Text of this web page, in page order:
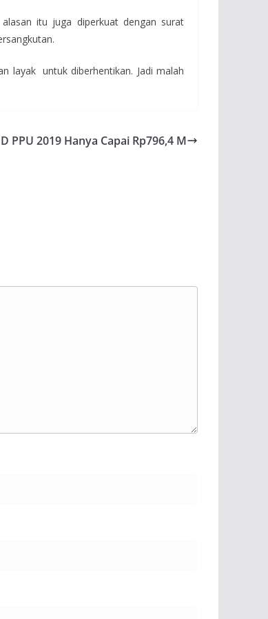
itu juga diperkuat dengan surat
layak untuk diberhentikan. Jadi malah
PPU 2019 Hanya Capai Rp796,4 M